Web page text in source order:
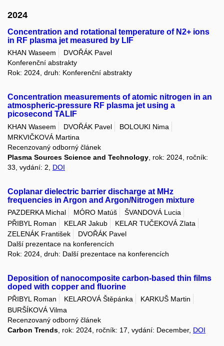
2024
Concentration and rotational temperature of N2+ ions
in RF plasma jet measured by LIF
KHAN Waseem
DVOŘÁK Pavel
Konferenční abstrakty
Rok: 2024, druh: Konferenční abstrakty
Concentration measurements of atomic nitrogen in an
atmospheric-pressure RF plasma jet using a
picosecond TALIF
KHAN Waseem DVOŘÁK Pavel
BOLOUKI Nima
MRKVIČKOVÁ Martina
Recenzovaný odborný článek
Plasma Sources Science and Technology , rok: 2024, ročník:
33, vydání: 2, DOI
Coplanar dielectric barrier discharge at MHz
frequencies in Argon and Argon/Nitrogen mixture
PAZDERKA Michal MÓRO Matúš
ŠVANDOVÁ Lucia
PŘIBYL Roman
KELAR Jakub
KELAR TUČEKOVÁ Zlata
ZELENÁK František
DVOŘÁK Pavel
Další prezentace na konferencích
Rok: 2024, druh: Další prezentace na konferencích
Deposition of nanocomposite carbon-based thin films
doped with copper and fluorine
PŘIBYL Roman KELAROVÁ Štěpánka
KARKUŠ Martin
BURŠÍKOVÁ Vilma
Recenzovaný odborný článek
Carbon Trends , rok: 2024, ročník: 17, vydání: December, DOI